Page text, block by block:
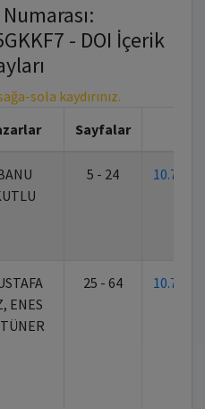
- DOI İçerik
sola kaydırınız.
Sayfalar
5 - 24
ENES
25 - 64